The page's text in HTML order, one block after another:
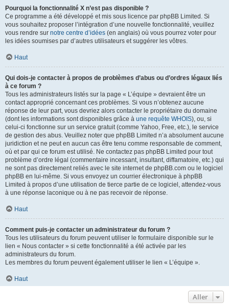
Pourquoi la fonctionnalité X n’est pas disponible ?
Ce programme a été développé et mis sous licence par phpBB Limited. Si
vous souhaitez proposer l’intégration d’une nouvelle fonctionnalité, veuillez
vous rendre sur notre centre d’idées (en anglais) où vous pourrez voter pour
les idées soumises par d’autres utilisateurs et suggérer les vôtres.
Haut
Qui dois-je contacter à propos de problèmes d’abus ou d’ordres légaux liés
à ce forum ?
Tous les administrateurs listés sur la page « L’équipe » devraient être un
contact approprié concernant ces problèmes. Si vous n’obtenez aucune
réponse de leur part, vous devriez alors contacter le propriétaire du domaine
(dont les informations sont disponibles grâce à une requête WHOIS), ou, si
celui-ci fonctionne sur un service gratuit (comme Yahoo, Free, etc.), le service
de gestion des abus. Veuillez noter que phpBB Limited n’a absolument aucune
juridiction et ne peut en aucun cas être tenu comme responsable de comment,
où et par qui ce forum est utilisé. Ne contactez pas phpBB Limited pour tout
problème d’ordre légal (commentaire incessant, insultant, diffamatoire, etc.) qui
ne sont pas directement reliés avec le site internet de phpBB.com ou le logiciel
phpBB en lui-même. Si vous envoyez un courrier électronique à phpBB
Limited à propos d’une utilisation de tierce partie de ce logiciel, attendez-vous
à une réponse laconique ou à ne pas recevoir de réponse.
Haut
Comment puis-je contacter un administrateur du forum ?
Tous les utilisateurs du forum peuvent utiliser le formulaire disponible sur le
lien « Nous contacter » si cette fonctionnalité a été activée par les
administrateurs du forum.
Les membres du forum peuvent également utiliser le lien « L’équipe ».
Haut
Aller